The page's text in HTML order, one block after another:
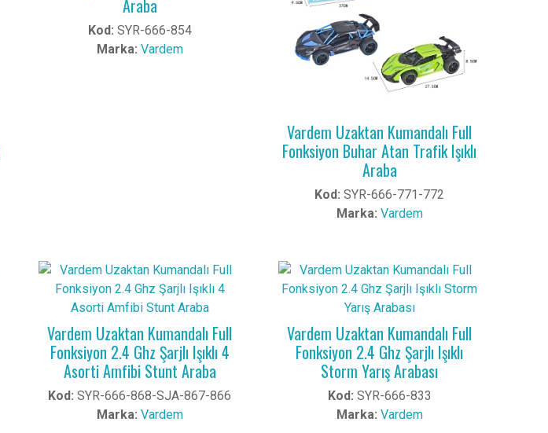
Araba
Kod: SYR-666-854
Marka: Vardem
Vardem Uzaktan Kumandalı Full
Fonksiyon Buhar Atan Trafik Işıklı
Araba
Kod: SYR-666-771-772
Marka: Vardem
Vardem Uzaktan Kumandalı Full
Fonksiyon 2.4 Ghz Şarjlı Işıklı 4
Asorti Amfibi Stunt Araba
Kod: SYR-666-868-SJA-867-866
Marka: Vardem
Vardem Uzaktan Kumandalı Full
Fonksiyon 2.4 Ghz Şarjlı Işıklı
Storm Yarış Arabası
Kod: SYR-666-833
Marka: Vardem